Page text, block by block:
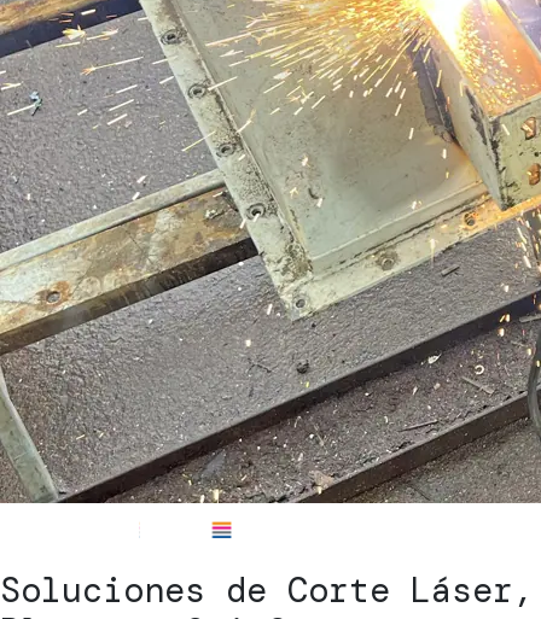
Soluciones de Corte Láser,